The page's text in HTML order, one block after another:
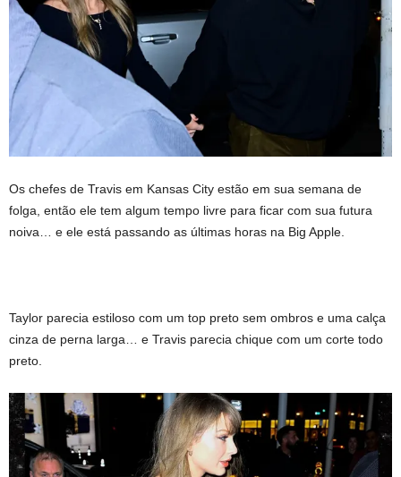
Os chefes de Travis em Kansas City estão em sua semana de
folga, então ele tem algum tempo livre para ficar com sua futura
noiva… e ele está passando as últimas horas na Big Apple.
Taylor parecia estiloso com um top preto sem ombros e uma calça
cinza de perna larga… e Travis parecia chique com um corte todo
preto.